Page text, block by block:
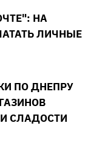
НА
ЛИЧНЫЕ
ПО ДНЕПРУ
СЛАДОСТИ